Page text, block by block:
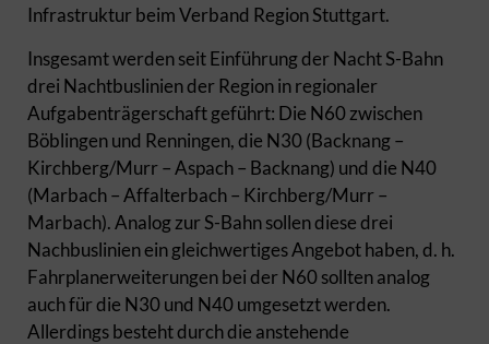
Infrastruktur beim Verband Region Stuttgart.
Insgesamt werden seit Einführung der Nacht S-Bahn
drei Nachtbuslinien der Region in regionaler
Aufgabenträgerschaft geführt: Die N60 zwischen
Böblingen und Renningen, die N30 (Backnang –
Kirchberg/Murr – Aspach – Backnang) und die N40
(Marbach – Affalterbach – Kirchberg/Murr –
Marbach). Analog zur S-Bahn sollen diese drei
Nachbuslinien ein gleichwertiges Angebot haben, d. h.
Fahrplanerweiterungen bei der N60 sollten analog
auch für die N30 und N40 umgesetzt werden.
Allerdings besteht durch die anstehende